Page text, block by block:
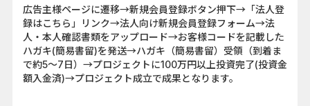
広告主様ページに遷移→新規会員登録ボタン押下→「法人登
録はこちら」リンク→法人向け新規会員登録フォーム→法
人・本人確認書類をアップロード→お客様コードを記載した
ハガキ(簡易書留)を発送→ハガキ（簡易書留）受領（到着ま
で約5～7日）→プロジェクトに100万円以上投資完了(投資金
額入金済)→プロジェクト成立で成果となります。